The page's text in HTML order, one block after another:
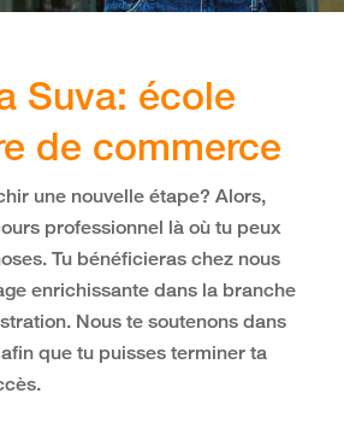
Suva: école
de commerce
une nouvelle étape? Alors,
professionnel là où tu peux
Tu bénéficieras chez nous
enrichissante dans la branche
Nous te soutenons dans
que tu puisses terminer ta